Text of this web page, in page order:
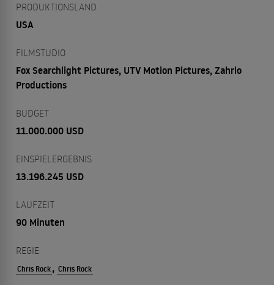
PRODUKTIONSLAND
USA
FILMSTUDIO
Fox Searchlight Pictures, UTV Motion Pictures, Zahrlo
Productions
BUDGET
11.000.000 USD
EINSPIELERGEBNIS
13.196.245 USD
LAUFZEIT
90 Minuten
REGIE
Chris Rock, Chris Rock